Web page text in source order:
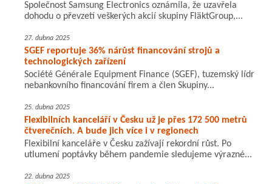
Společnost Samsung Electronics oznámila, že uzavřela
dohodu o převzetí veškerých akcií skupiny FläktGroup,...
27. dubna 2025
SGEF reportuje 36% nárůst financování strojů a
technologických zařízení
Société Générale Equipment Finance (SGEF), tuzemský lídr
nebankovního financování firem a člen Skupiny...
25. dubna 2025
Flexibilních kanceláří v Česku už je přes 172 500 metrů
čtverečních. A bude jich více i v regionech
Flexibilní kanceláře v Česku zažívají rekordní růst. Po
utlumení poptávky během pandemie sledujeme výrazné...
22. dubna 2025